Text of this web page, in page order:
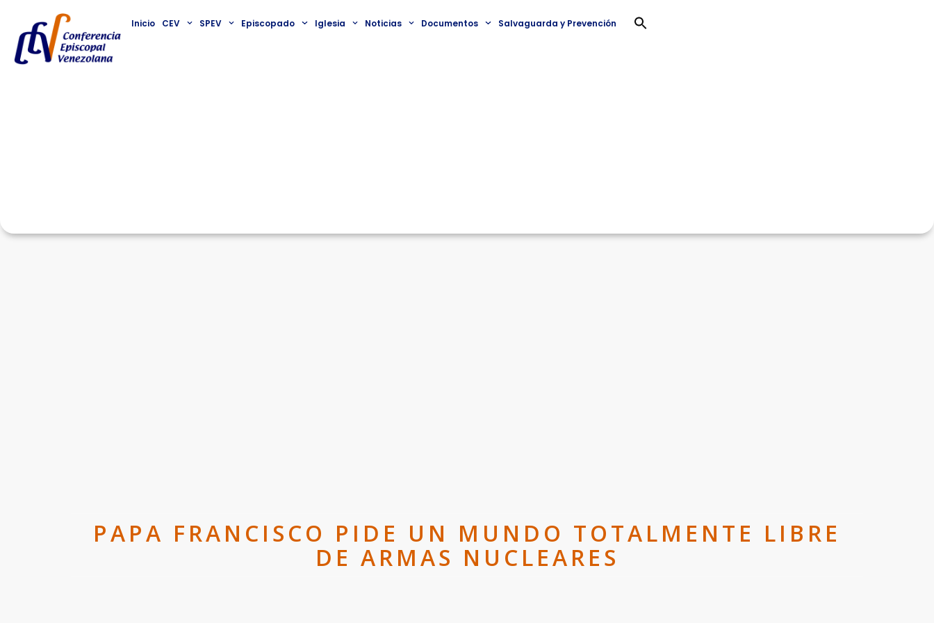
Inicio CEV SPEV Episcopado Iglesia Noticias Documentos Salvaguarda y Prevención
PAPA FRANCISCO PIDE UN MUNDO TOTALMENTE LIBRE
DE ARMAS NUCLEARES